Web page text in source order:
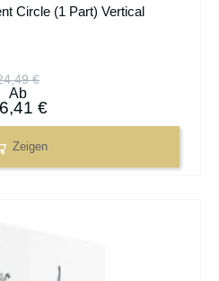
Circle (1 Part) Vertical
€
Ab
€
Zeigen